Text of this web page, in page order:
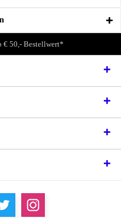
€ 50,- Bestellwert*